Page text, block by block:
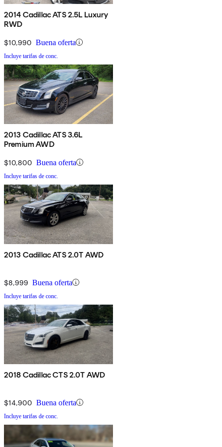
2014 Cadillac ATS 2.5L Luxury
RWD
$10,990 Buena oferta
Incluye tarifas de conc.
2013 Cadillac ATS 3.6L
Premium AWD
$10,800 Buena oferta
Incluye tarifas de conc.
2013 Cadillac ATS 2.0T AWD
$8,999 Buena oferta
Incluye tarifas de conc.
2018 Cadillac CTS 2.0T AWD
$14,900 Buena oferta
Incluye tarifas de conc.